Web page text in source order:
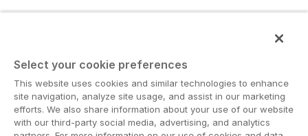
Select your cookie preferences
This website uses cookies and similar technologies to enhance
site navigation, analyze site usage, and assist in our marketing
efforts. We also share information about your use of our website
with our third-party social media, advertising, and analytics